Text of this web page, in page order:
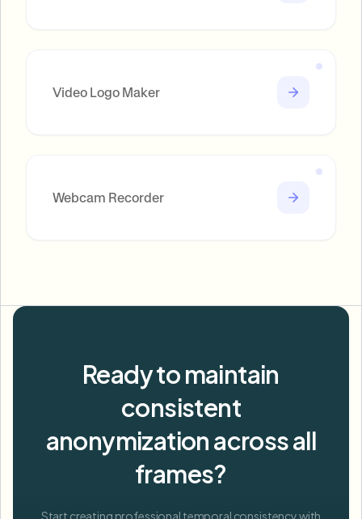
Video Logo Maker
Webcam Recorder
Ready to maintain
consistent
anonymization across all
frames?